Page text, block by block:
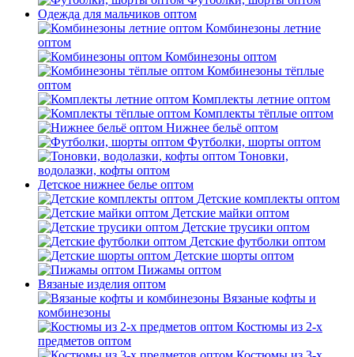
Одежда для мальчиков оптом
Комбинезоны летние
оптом
Комбинезоны оптом
Комбинезоны тёплые
оптом
Комплекты летние оптом
Комплекты тёплые оптом
Нижнее бельё оптом
Футболки, шорты оптом
Тоновки,
водолазки, кофты оптом
Детское нижнее белье оптом
Детские комплекты оптом
Детские майки оптом
Детские трусики оптом
Детские футболки оптом
Детские шорты оптом
Пижамы оптом
Вязаные изделия оптом
Вязаные кофты и
комбинезоны
Костюмы из 2-х
предметов оптом